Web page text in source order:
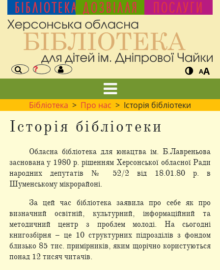
БІБЛІОТЕКА ДОЗВІЛЛЯ ПОСЛУГИ
AA
Бібліотека > Про нас > Історія бібліотеки
Історія бібліотеки
Обласна бібліотека для юнацтва ім. Б.Лавреньова
заснована у 1980 р. рішенням Херсонської обласної Ради
народних депутатів № 52/2 від 18.01.80 р. в
Шуменському мікрорайоні.
За цей час бібліотека заявила про себе як про
визначний освітній, культурний, інформаційний та
методичний центр з проблем молоді. На сьогодні
книгозбірня – це 10 структурних підрозділів з фондом
близько 85 тис. примірників, яким щорічно користуються
понад 12 тисяч читачів.